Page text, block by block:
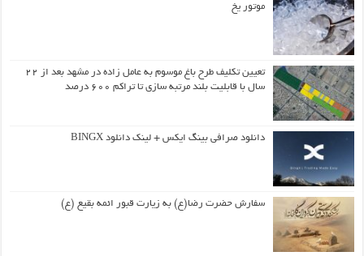
موتور یخ
تعیین تکلیف طرح باغ موسوم به عامل زاده در مشهد بعد از ۲۲
سال با قابلیت بلند مرتبه سازی تا تراکم ۶۰۰ درصد
دانلود صرافی بینگ ایکس + لینک دانلود BINGX
سفارش حضرت رضا(ع) به زیارت قبور ائمه بقیع (ع)